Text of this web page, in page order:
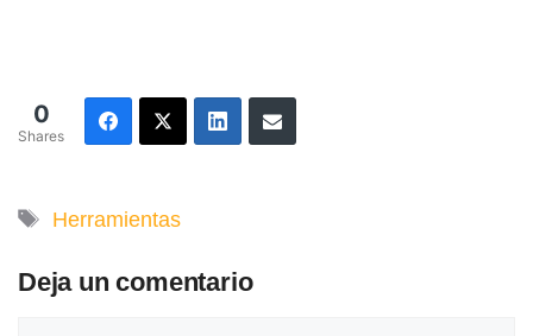
0
Shares
Etiquetas
Herramientas
Deja un comentario